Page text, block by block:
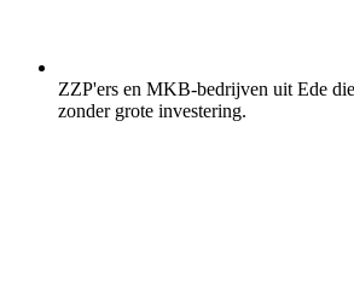
ZZP'ers en MKB-bedrijven uit Ede
zonder grote investering.